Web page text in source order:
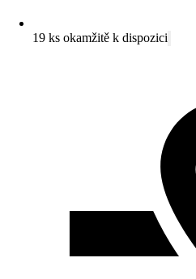
19 ks okamžitě k dispozici